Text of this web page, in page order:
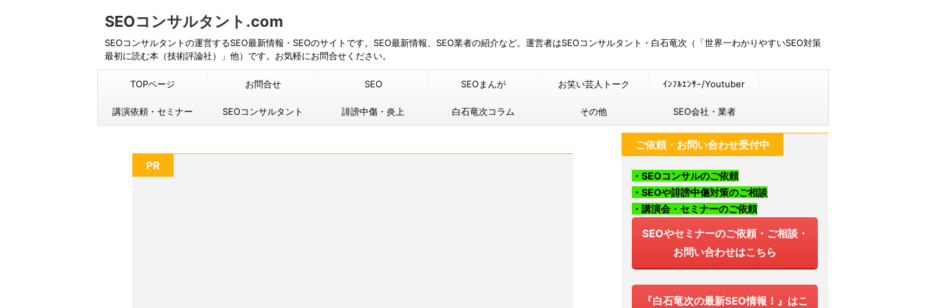
SEOコンサルタント.com
SEOコンサルタントの運営するSEO最新情報・SEOのサイトです。SEO最新情報、SEO業者の紹介など。運営者はSEOコンサルタント・白石竜次（「世界一わかりやすいSEO対策
最初に読む本（技術評論社）」他）です。お気軽にお問合せください。
TOPページ お問合せ SEO SEOまんが お笑い芸人トーク ｲﾝﾌﾙｴﾝｻｰ/Youtuber
講演依頼・セミナー SEOコンサルタント 誹謗中傷・炎上 白石竜次コラム その他 SEO会社・業者
PR
ご依頼・お問い合わせ受付中
・SEOコンサルのご依頼
・SEOや誹謗中傷対策のご相談
・講演会・セミナーのご依頼
SEOやセミナーのご依頼・ご相談・
お問い合わせはこちら
『白石竜次の最新SEO情報！』はこ